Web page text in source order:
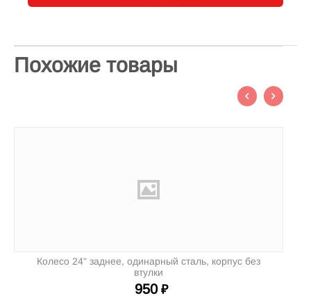
Похожие товары
Колесо 24" заднее, одинарный сталь, корпус без
втулки
950 ₽